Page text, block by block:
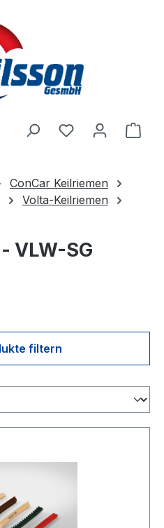
ConCar Keilriemen
Volta-Keilriemen
VLW-SG
filtern